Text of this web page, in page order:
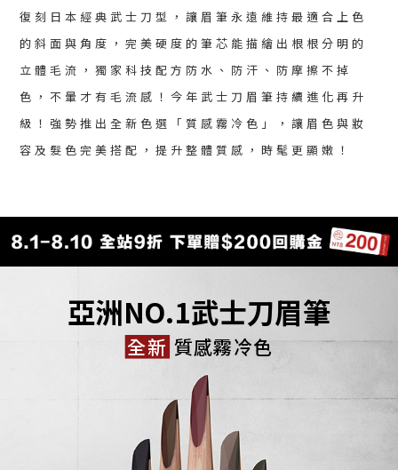
復刻日本經典武士刀型，讓眉筆永遠維持最適合上色
的斜面與角度，完美硬度的筆芯能描繪出根根分明的
立體毛流，獨家科技配方防水、防汗、防摩擦不掉
色，不暈才有毛流感！今年武士刀眉筆持續進化再升
級！強勢推出全新色選「質感霧冷色」，讓眉色與妝
容及髮色完美搭配，提升整體質感，時髦更顯嫩！
亞洲NO.1武士刀眉筆​
全新 質感霧冷色​​